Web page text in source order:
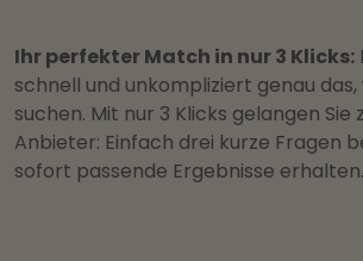
Ihr perfekter Match in nur 3 Klicks:
schnell und unkompliziert genau das,
suchen. Mit nur 3 Klicks gelangen
Anbieter: Einfach drei kurze Fragen
sofort passende Ergebnisse erhalten.